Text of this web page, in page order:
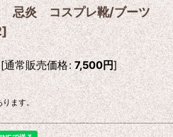
忌炎 コスプレ靴/ブーツ
]
[通常販売価格: 7,500円]
ります。